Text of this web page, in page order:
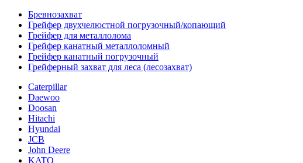
Бревнозахват
Грейфер двухчелюстной погрузочный/копающий
Грейфер для металлолома
Грейфер канатный металлоломный
Грейфер канатный погрузочный
Грейферный захват для леса (лесозахват)
Caterpillar
Daewoo
Doosan
Hitachi
Hyundai
JCB
John Deere
KATO